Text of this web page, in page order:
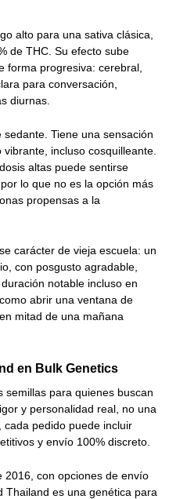
alto para una sativa clásica,
de THC. Su efecto sube
forma progresiva: cerebral,
para conversación,
diurnas.
Tiene una sensación
incluso cosquilleante.
altas puede sentirse
lo que no es la opción más
propensas a la
carácter de vieja escuela: un
con posgusto agradable,
notable incluso en
abrir una ventana de
mitad de una mañana
en Bulk Genetics
semillas para quienes buscan
y personalidad real, no una
cada pedido puede incluir
y envío 100% discreto.
2016, con opciones de envío
Thailand es una genética para